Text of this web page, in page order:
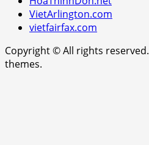
VietArlington.com
vietfairfax.com
Copyright © All rights reserved.
themes.